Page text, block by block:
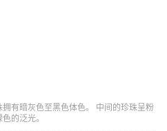
有暗灰色至黑色体色。 中间的珍珠呈粉
的泛光。